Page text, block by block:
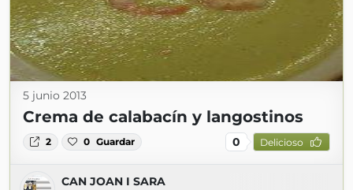
5 junio 2013
Crema de calabacín y langostinos
2 0 Guardar 0 Delicioso
CAN JOAN I SARA